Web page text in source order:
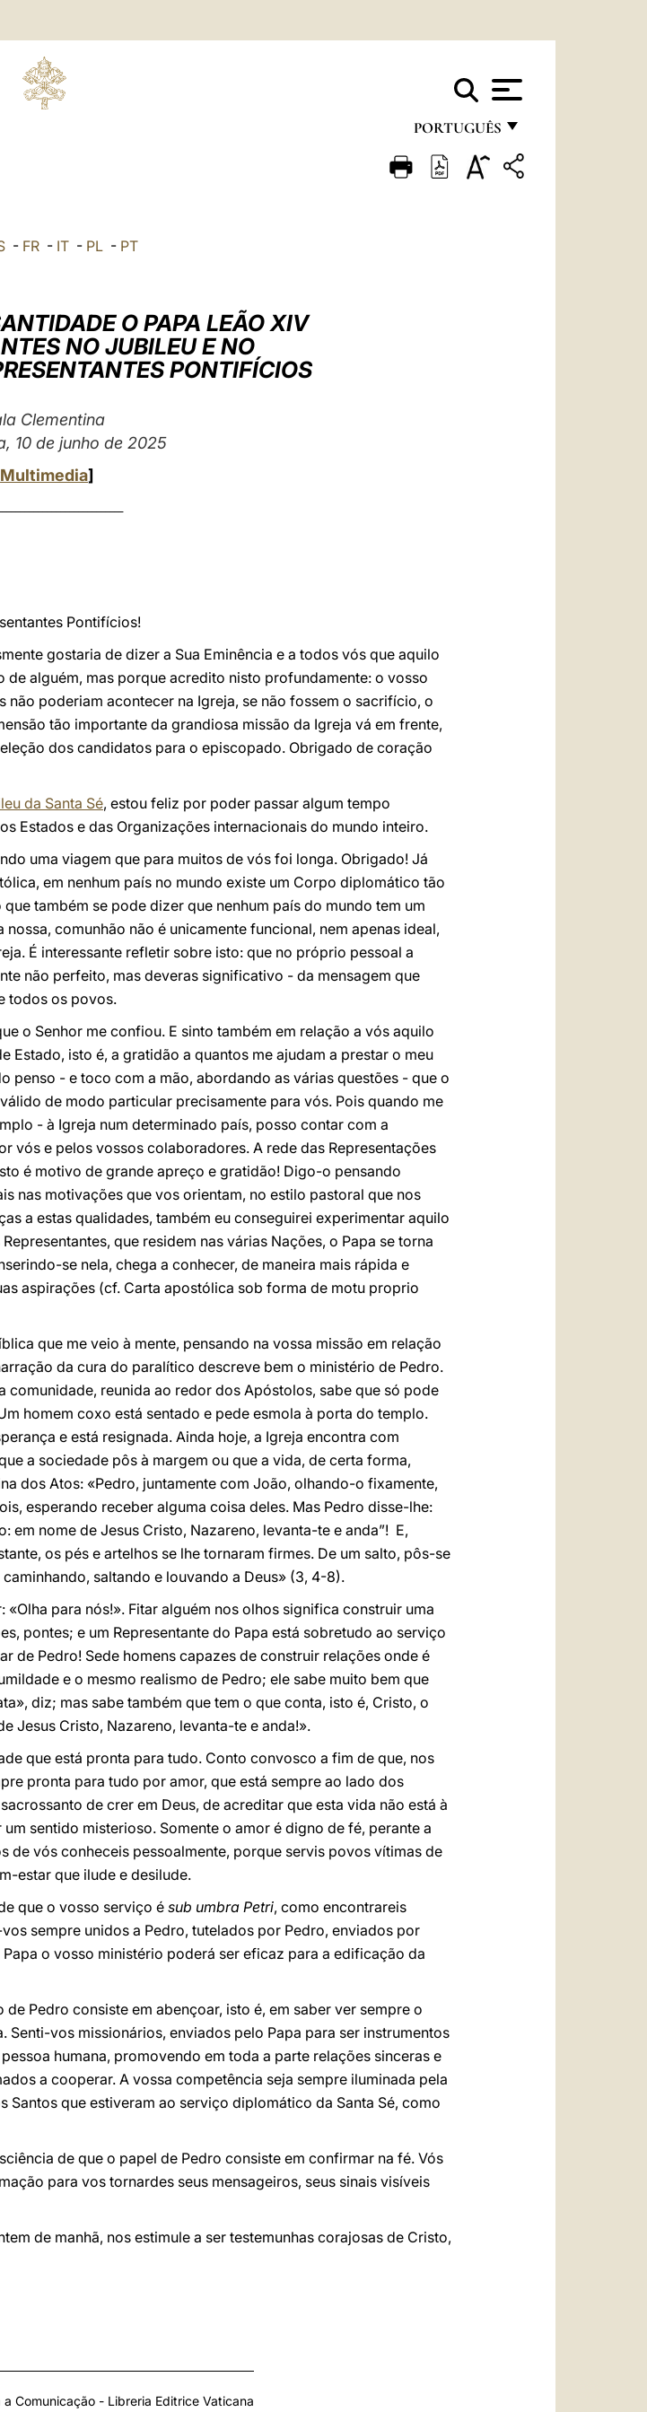
PORTUGUÊS
FRANÇAIS
- FR- IT- PL- PT
O PAPA LEÃO XIV
NO JUBILEU E NO
PONTIFÍCIOS
Clementina
10 de junho de 2025
Multimedia]
Pontifícios!
gostaria de dizer a Sua Eminência e a todos vós que aquilo
alguém, mas porque acredito nisto profundamente: o vosso
não poderiam acontecer na Igreja, se não fossem o sacrifício, o
tão importante da grandiosa missão da Igreja vá em frente,
dos candidatos para o episcopado. Obrigado de coração
da Santa Sé, estou feliz por poder passar algum tempo
Estados e das Organizações internacionais do mundo inteiro.
uma viagem que para muitos de vós foi longa. Obrigado! Já
em nenhum país no mundo existe um Corpo diplomático tão
também se pode dizer que nenhum país do mundo tem um
comunhão não é unicamente funcional, nem apenas ideal,
É interessante refletir sobre isto: que no próprio pessoal a
não perfeito, mas deveras significativo - da mensagem que
todos os povos.
o Senhor me confiou. E sinto também em relação a vós aquilo
isto é, a gratidão a quantos me ajudam a prestar o meu
penso - e toco com a mão, abordando as várias questões - que o
de modo particular precisamente para vós. Pois quando me
- à Igreja num determinado país, posso contar com a
vós e pelos vossos colaboradores. A rede das Representações
é motivo de grande apreço e gratidão! Digo-o pensando
nas motivações que vos orientam, no estilo pastoral que nos
a estas qualidades, também eu conseguirei experimentar aquilo
que residem nas várias Nações, o Papa se torna
se nela, chega a conhecer, de maneira mais rápida e
aspirações (cf. Carta apostólica sob forma de motu proprio
que me veio à mente, pensando na vossa missão em relação
da cura do paralítico descreve bem o ministério de Pedro.
reunida ao redor dos Apóstolos, sabe que só pode
homem coxo está sentado e pede esmola à porta do templo.
e está resignada. Ainda hoje, a Igreja encontra com
a sociedade pôs à margem ou que a vida, de certa forma,
dos Atos: «Pedro, juntamente com João, olhando-o fixamente,
esperando receber alguma coisa deles. Mas Pedro disse-lhe:
em nome de Jesus Cristo, Nazareno, levanta-te e anda”! E,
os pés e artelhos se lhe tornaram firmes. De um salto, pôs-se
saltando e louvando a Deus» (3, 4-8).
para nós!». Fitar alguém nos olhos significa construir uma
pontes; e um Representante do Papa está sobretudo ao serviço
de Pedro! Sede homens capazes de construir relações onde é
e o mesmo realismo de Pedro; ele sabe muito bem que
diz; mas sabe também que tem o que conta, isto é, Cristo, o
Jesus Cristo, Nazareno, levanta-te e anda!».
que está pronta para tudo. Conto convosco a fim de que, nos
pronta para tudo por amor, que está sempre ao lado dos
de crer em Deus, de acreditar que esta vida não está à
sentido misterioso. Somente o amor é digno de fé, perante a
vós conheceis pessoalmente, porque servis povos vítimas de
estar que ilude e desilude.
que o vosso serviço é sub umbra Petri, como encontrareis
sempre unidos a Pedro, tutelados por Pedro, enviados por
o vosso ministério poderá ser eficaz para a edificação da
Pedro consiste em abençoar, isto é, em saber ver sempre o
Senti-vos missionários, enviados pelo Papa para ser instrumentos
humana, promovendo em toda a parte relações sinceras e
a cooperar. A vossa competência seja sempre iluminada pela
que estiveram ao serviço diplomático da Santa Sé, como
de que o papel de Pedro consiste em confirmar na fé. Vós
para vos tornardes seus mensageiros, seus sinais visíveis
de manhã, nos estimule a ser testemunhas corajosas de Cristo,
Comunicação - Libreria Editrice Vaticana